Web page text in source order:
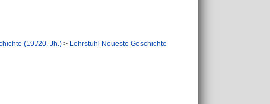
(19./20. Jh.) > Lehrstuhl Neueste Geschichte -